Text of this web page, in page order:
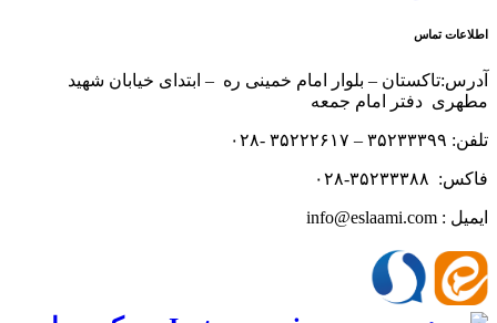
اطلاعات تماس
آدرس:تاکستان – بلوار امام خمینی ره – ابتدای خیابان شهید
مطهری دفتر امام جمعه
تلفن: ۳۵۲۳۳۳۹۹ – ۳۵۲۲۲۶۱۷ -۰۲۸
فاکس: ۳۵۲۳۳۳۸۸-۰۲۸
ایمیل : info@eslaami.com